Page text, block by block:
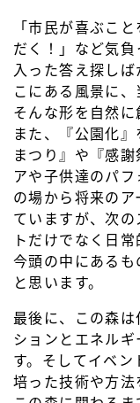
「市民が喜ぶこ
だく！」など気
入った答え探し
こにある風景に、
そんな形を自然に
また、『公園化
まつり』や『感
アや子供達のパ
の場から将来の
ていますが、次
トだけでなく日
今頭の中にある
と思います。
最後に、この森
ションとエネル
す。そしてイベ
培った技術や方